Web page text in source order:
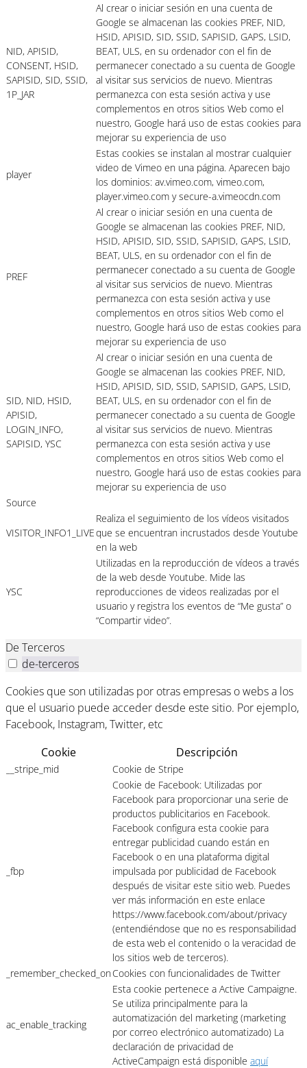
NID, APISID,
CONSENT, HSID,
SAPISID, SID, SSID,
1P_JAR
Al crear o iniciar sesión en una cuenta de
Google se almacenan las cookies PREF, NID,
HSID, APISID, SID, SSID, SAPISID, GAPS, LSID,
BEAT, ULS, en su ordenador con el fin de
permanecer conectado a su cuenta de Google
al visitar sus servicios de nuevo. Mientras
permanezca con esta sesión activa y use
complementos en otros sitios Web como el
nuestro, Google hará uso de estas cookies para
mejorar su experiencia de uso
player
Estas cookies se instalan al mostrar cualquier
video de Vimeo en una página. Aparecen bajo
los dominios: av.vimeo.com, vimeo.com,
player.vimeo.com y secure-a.vimeocdn.com
PREF
Al crear o iniciar sesión en una cuenta de
Google se almacenan las cookies PREF, NID,
HSID, APISID, SID, SSID, SAPISID, GAPS, LSID,
BEAT, ULS, en su ordenador con el fin de
permanecer conectado a su cuenta de Google
al visitar sus servicios de nuevo. Mientras
permanezca con esta sesión activa y use
complementos en otros sitios Web como el
nuestro, Google hará uso de estas cookies para
mejorar su experiencia de uso
SID, NID, HSID,
APISID,
LOGIN_INFO,
SAPISID, YSC
Al crear o iniciar sesión en una cuenta de
Google se almacenan las cookies PREF, NID,
HSID, APISID, SID, SSID, SAPISID, GAPS, LSID,
BEAT, ULS, en su ordenador con el fin de
permanecer conectado a su cuenta de Google
al visitar sus servicios de nuevo. Mientras
permanezca con esta sesión activa y use
complementos en otros sitios Web como el
nuestro, Google hará uso de estas cookies para
mejorar su experiencia de uso
Source
VISITOR_INFO1_LIVE
Realiza el seguimiento de los vídeos visitados
que se encuentran incrustados desde Youtube
en la web
YSC
Utilizadas en la reproducción de vídeos a través
de la web desde Youtube. Mide las
reproducciones de videos realizadas por el
usuario y registra los eventos de “Me gusta” o
“Compartir video”.
De Terceros
de-terceros
Cookies que son utilizadas por otras empresas o webs a los
que el usuario puede acceder desde este sitio. Por ejemplo,
Facebook, Instagram, Twitter, etc
Cookie
Descripción
__stripe_mid Cookie de Stripe
_fbp
Cookie de Facebook: Utilizadas por
Facebook para proporcionar una serie de
productos publicitarios en Facebook.
Facebook configura esta cookie para
entregar publicidad cuando están en
Facebook o en una plataforma digital
impulsada por publicidad de Facebook
después de visitar este sitio web. Puedes
ver más información en este enlace
https://www.facebook.com/about/privacy
(entendiéndose que no es responsabilidad
de esta web el contenido o la veracidad de
los sitios web de terceros).
_remember_checked_onCookies con funcionalidades de Twitter
ac_enable_tracking
Esta cookie pertenece a Active Campaigne.
Se utiliza principalmente para la
automatización del marketing (marketing
por correo electrónico automatizado) La
declaración de privacidad de
ActiveCampaign está disponible aquí